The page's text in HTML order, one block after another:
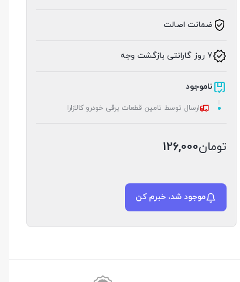
ضمانت اصالت
7 روز گارانتی بازگشت وجه
ناموجود
ارسال توسط تامین قطعات برقی خودرو کالازارا
تومان126,000
موجود شد، خبرم کن